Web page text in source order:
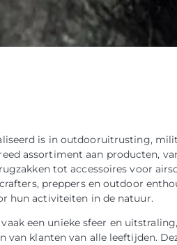
is in outdooruitrusting,
assortiment aan producten,
tot accessoires voor
preppers en outdoor
hun activiteiten in de natuur.
een unieke sfeer en
klanten van alle leeftijden.